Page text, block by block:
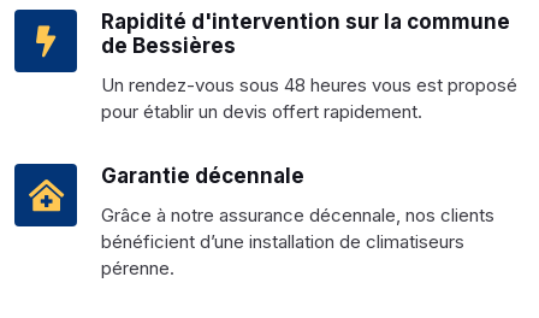
Rapidité d'intervention sur la commune
de Bessières
Un rendez-vous sous 48 heures vous est proposé
pour établir un devis offert rapidement.
Garantie décennale
Grâce à notre assurance décennale, nos clients
bénéficient d’une installation de climatiseurs
pérenne.